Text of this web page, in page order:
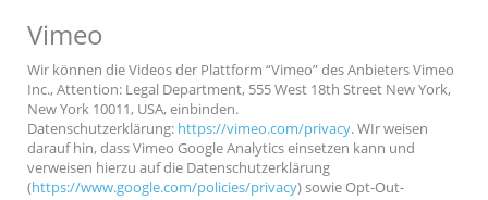
Vimeo
Wir können die Videos der Plattform “Vimeo” des Anbieters Vimeo
Inc., Attention: Legal Department, 555 West 18th Street New York,
New York 10011, USA, einbinden.
Datenschutzerklärung: https://vimeo.com/privacy. WIr weisen
darauf hin, dass Vimeo Google Analytics einsetzen kann und
verweisen hierzu auf die Datenschutzerklärung
(https://www.google.com/policies/privacy) sowie Opt-Out-